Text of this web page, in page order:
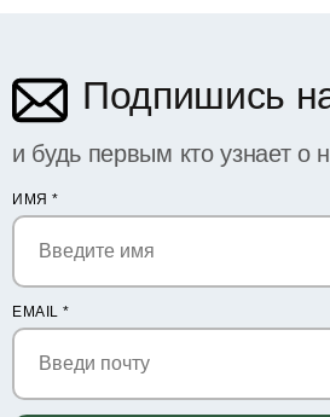
Подпишись
и будь первым кто узнает о
ИМЯ *
EMAIL *